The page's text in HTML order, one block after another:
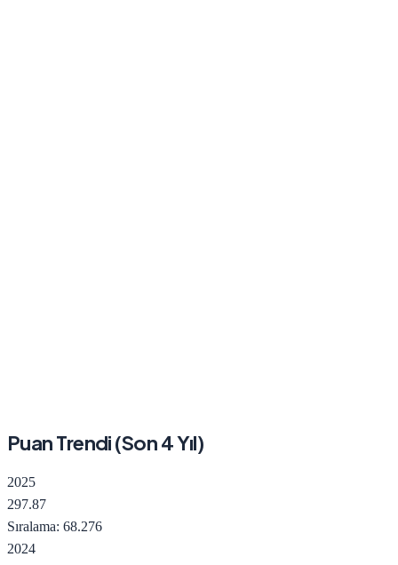
Puan Trendi (Son4Yıl)
2025
297.87
Sıralama: 68.276
2024